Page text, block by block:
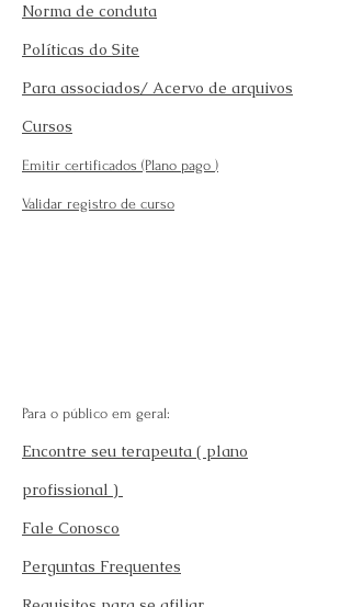
Norma de conduta
Políticas do Site
Para associados/ Acervo de arquivos
Cursos
Emitir certificados (Plano pago )
Validar registro de curso
Para o público em geral:
Encontre seu terapeuta ( plano
profissional )
Fale Conosco
Perguntas Frequentes